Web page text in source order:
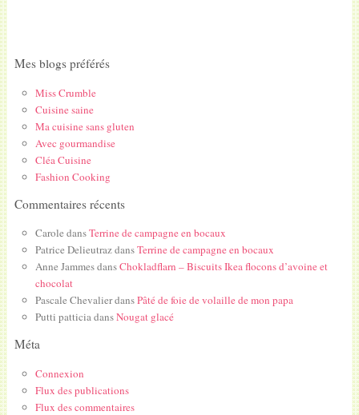
Mes blogs préférés
Miss Crumble
Cuisine saine
Ma cuisine sans gluten
Avec gourmandise
Cléa Cuisine
Fashion Cooking
Commentaires récents
Carole dansTerrine de campagne en bocaux
Patrice DelieutrazdansTerrine de campagne en bocaux
Anne JammesdansChokladflarn – Biscuits Ikea flocons d’avoine et
chocolat
Pascale ChevalierdansPâté de foie de volaille de mon papa
Putti patticiadansNougat glacé
Méta
Connexion
Flux des publications
Flux des commentaires